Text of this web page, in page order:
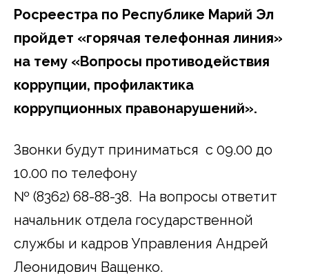
Росреестра по Республике Марий Эл
пройдет «горячая телефонная линия»
на тему «Вопросы противодействия
коррупции, профилактика
коррупционных правонарушений».
Звонки будут приниматься с 09.00 до
10.00 по телефону
№ (8362) 68-88-38. На вопросы ответит
начальник отдела государственной
службы и кадров Управления Андрей
Леонидович Ващенко.